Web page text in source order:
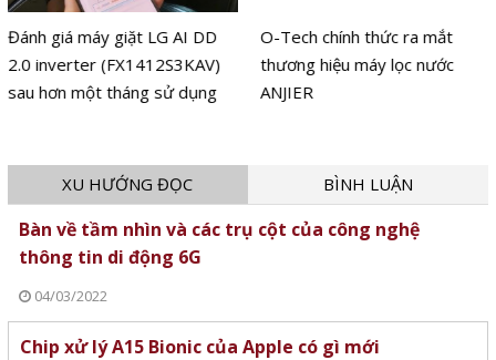
Đánh giá máy giặt LG AI DD
2.0 inverter (FX1412S3KAV)
sau hơn một tháng sử dụng
O-Tech chính thức ra mắt
thương hiệu máy lọc nước
ANJIER
XU HƯỚNG ĐỌC BÌNH LUẬN
Bàn về tầm nhìn và các trụ cột của công nghệ
thông tin di động 6G
04/03/2022
Chip xử lý A15 Bionic của Apple có gì mới